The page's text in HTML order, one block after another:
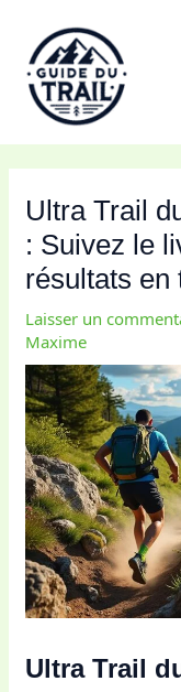
contenu
Ultra Trail
: Suivez le
résultats en
Laisser un
Maxime
Ultra Trail